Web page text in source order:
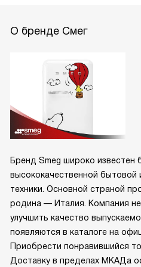
О бренде Смег
Бренд Smeg широко известен
высококачественной бытовой
техники. Основной страной
родина — Италия. Компания
улучшить качество
появляются в каталоге на
Приобрести понравившийся
Доставку в пределах МКАДа